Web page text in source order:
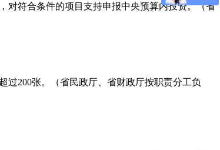
对符合条件的项目支持申报中央预算内投资。（省
过200张。（省民政厅、省财政厅按职责分工负